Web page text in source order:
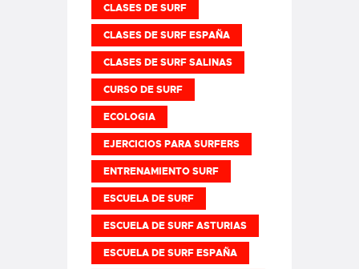
CLASES DE SURF
CLASES DE SURF ESPAÑA
CLASES DE SURF SALINAS
CURSO DE SURF
ECOLOGIA
EJERCICIOS PARA SURFERS
ENTRENAMIENTO SURF
ESCUELA DE SURF
ESCUELA DE SURF ASTURIAS
ESCUELA DE SURF ESPAÑA